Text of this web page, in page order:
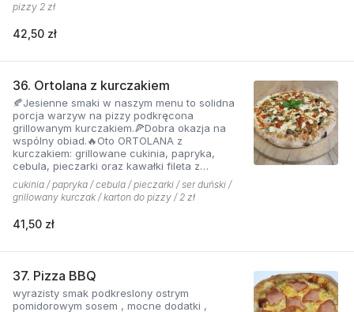
pizzy 2 zł
42,50 zł
36. Ortolana z kurczakiem
🍂Jesienne smaki w naszym menu to solidna
porcja warzyw na pizzy podkręcona
grillowanym kurczakiem.🍕Dobra okazja na
wspólny obiad.🔥Oto ORTOLANA z
kurczakiem: grillowane cukinia, papryka,
cebula, pieczarki oraz kawałki fileta z
dodatkiem sera z niebieską pleśnią.
cukinia / papryka / cebula / pieczarki / ser duński /
grillowany kurczak / karton do pizzy / 2 zł
41,50 zł
37. Pizza BBQ
wyrazisty smak podkreslony ostrym
pomidorowym sosem , mocne dodatki ,